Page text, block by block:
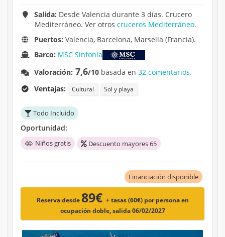
Salida: Desde Valencia durante 3 días. Crucero
Mediterráneo. Ver otros cruceros Mediterráneo.
Puertos: Valencia, Barcelona, Marsella (Francia).
Barco: MSC Sinfonia
Valoración: 7,6/10 basada en32 comentarios.
Ventajas:
Cultural Sol y playa
Todo Incluido
Oportunidad:
Niños gratis Descuento mayores 65
Financiación disponible
Reserva desde 89€ + tasas (60€) por persona en
ocupación doble, salida 06/02/2027